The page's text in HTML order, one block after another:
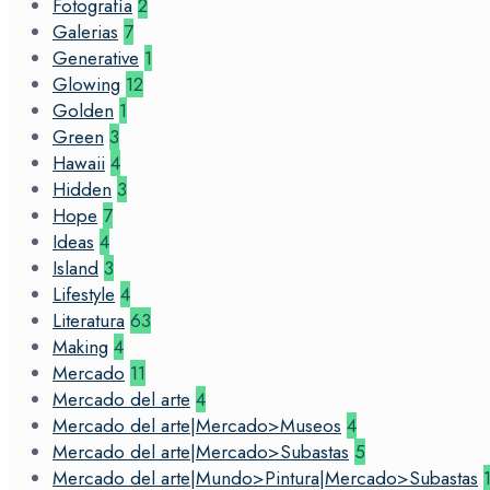
Fotografía 2
Galerias 7
Generative 1
Glowing 12
Golden 1
Green 3
Hawaii 4
Hidden 3
Hope 7
Ideas 4
Island 3
Lifestyle 4
Literatura 63
Making 4
Mercado 11
Mercado del arte 4
Mercado del arte|Mercado>Museos 4
Mercado del arte|Mercado>Subastas 5
Mercado del arte|Mundo>Pintura|Mercado>Subastas 1